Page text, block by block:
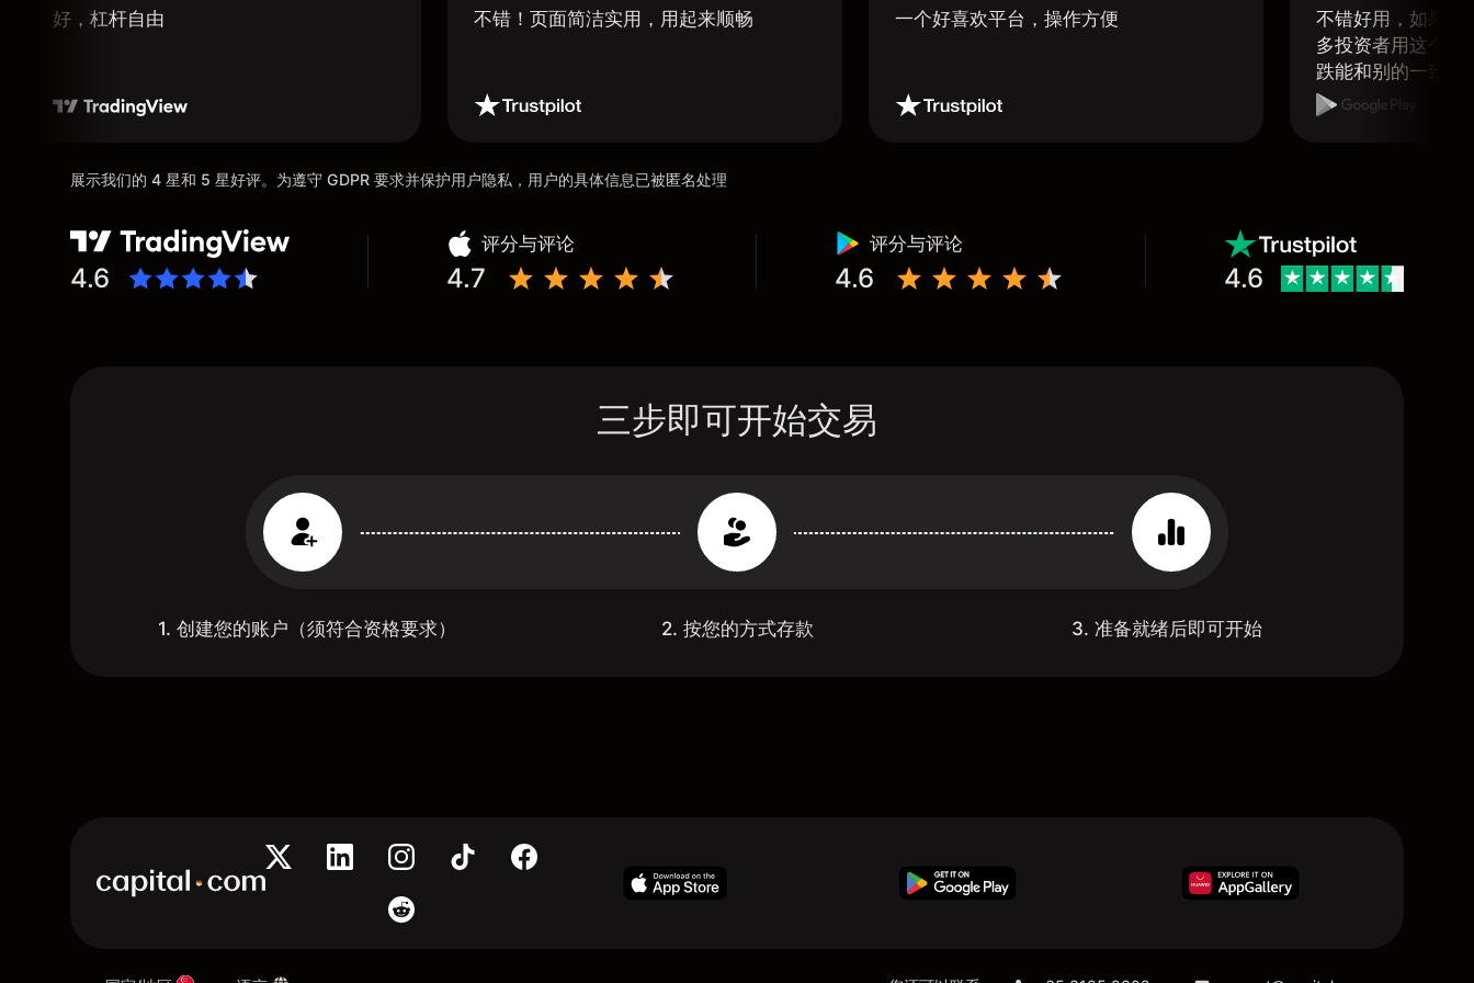
好，杠杆自由 不错！页面简洁实用，用起来顺畅 一个好喜欢平台，操作方便
不错好用，如果可
多投资者用这个软
跌能和别的一致那
展示我们的 4 星和 5 星好评。为遵守 GDPR 要求并保护用户隐私，用户的具体信息已被匿名处理
4.6
评分与评论
4.7
评分与评论
4.6 4.6
三步即可开始交易
1. 创建您的账户（须符合资格要求） 2. 按您的方式存款 3. 准备就绪后即可开始